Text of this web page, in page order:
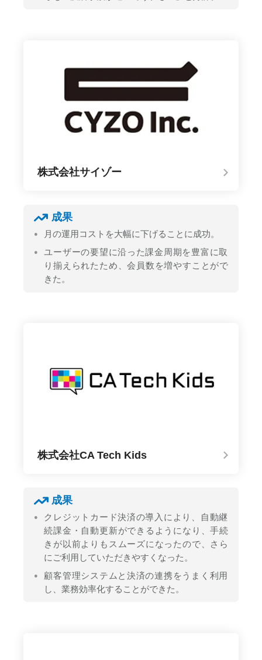
株式会社サイゾー
成果
月の運用コストを大幅に下げることに成功。
ユーザーの要望に沿った課金周期を豊富に取
り揃えられたため、会員数を増やすことがで
きた。
株式会社CA Tech Kids
成果
クレジットカード決済の導入により、自動継
続課金・自動更新ができるようになり、手続
きが以前よりもスムーズになったので、さら
にご利用していただきやすくなった。
顧客管理システムと決済の連携をうまく利用
し、業務効率化することができた。